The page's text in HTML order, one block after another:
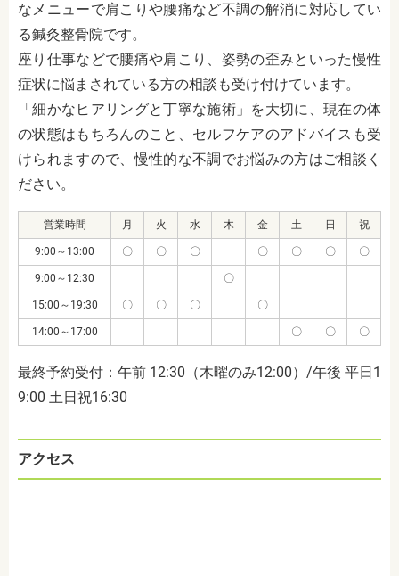
なメニューで肩こりや腰痛など不調の解消に対応してい
る鍼灸整骨院です。
座り仕事などで腰痛や肩こり、姿勢の歪みといった慢性
症状に悩まされている方の相談も受け付けています。
「細かなヒアリングと丁寧な施術」を大切に、現在の体
の状態はもちろんのこと、セルフケアのアドバイスも受
けられますので、慢性的な不調でお悩みの方はご相談く
ださい。
営業時間 月 火 水 木 金 土 日 祝
9:00～13:00 〇 〇 〇 〇 〇 〇 〇
9:00～12:30 〇
15:00～19:30 〇 〇 〇 〇
14:00～17:00 〇 〇 〇
最終予約受付：午前 12:30（木曜のみ12:00）/午後 平日1
9:00 土日祝16:30
アクセス